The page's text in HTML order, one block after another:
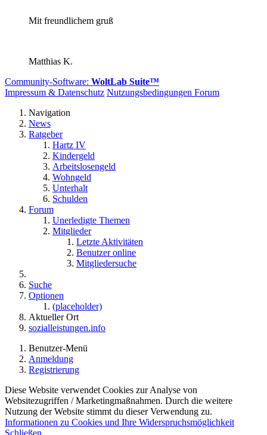
Mit freundlichem gruß
Matthias K.
Community-Software: WoltLab Suite™
Impressum & Datenschutz Nutzungsbedingungen Forum
Navigation
News
Ratgeber
Hartz IV
Kindergeld
Arbeitslosengeld
Wohngeld
Unterhalt
Schulden
Forum
Unerledigte Themen
Mitglieder
Letzte Aktivitäten
Benutzer online
Mitgliedersuche
Suche
Optionen
(placeholder)
Aktueller Ort
sozialleistungen.info
Benutzer-Menü
Anmeldung
Registrierung
Diese Website verwendet Cookies zur Analyse von
Websitezugriffen / Marketingmaßnahmen. Durch die weitere
Nutzung der Website stimmt du dieser Verwendung zu.
Informationen zu Cookies und Ihre Widerspruchsmöglichkeit